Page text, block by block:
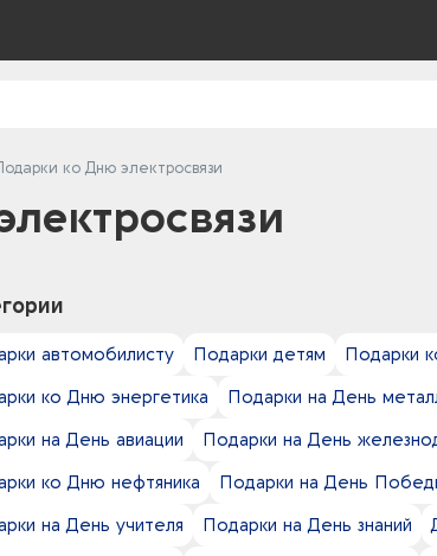
ко Дню электросвязи
автомобилисту Подарки детям Подарки
ко Дню энергетика
Подарки на День
на День авиации
Подарки на День
ко Дню нефтяника
Подарки на День
на День учителя
Подарки на День знаний